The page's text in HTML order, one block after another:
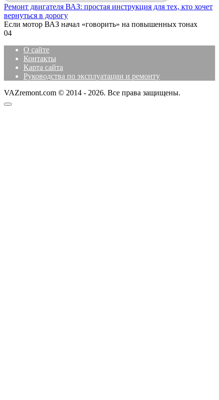
Ремонт двигателя ВАЗ: простая инструкция для тех, кто хочет
вернуться в дорогу
Если мотор ВАЗ начал «говорить» на повышенных тонах
04
О сайте
Контакты
Карта сайта
Руководства по эксплуатации и ремонту
VAZremont.com © 2014 - 2026. Все права защищены.